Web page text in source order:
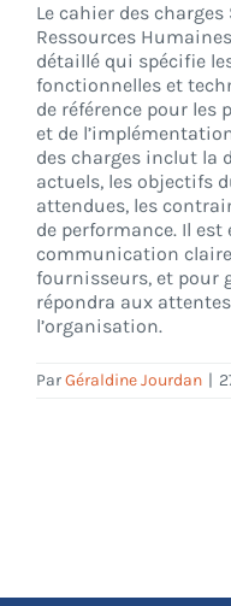
Le cahier des
Ressources
détaillé qui spécifie
fonctionnelles et
de référence pour les
et de
des charges inclut la
actuels, les objectifs
attendues, les
de performance. Il
communication claire
fournisseurs, et pour
répondra aux
l’organisation.
ParGéraldine Jourdan |